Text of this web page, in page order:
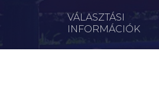
VÁLASZTÁSI
INFORMÁCIÓK